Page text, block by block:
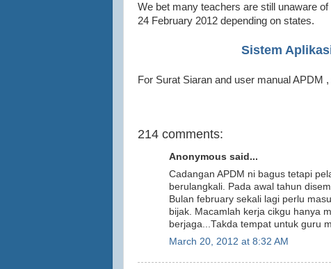
We bet many teachers are still unaware
24 February 2012 depending on states.
Sistem
For Surat Siaran and user manual APDM ,
214 comments:
Anonymous said...
Cadangan APDM ni bagus tetapi
berulangkali. Pada awal tahun
Bulan february sekali lagi perlu
bijak. Macamlah kerja cikgu hanya
berjaga...Takda tempat untuk guru
March 20, 2012 at 8:32 AM